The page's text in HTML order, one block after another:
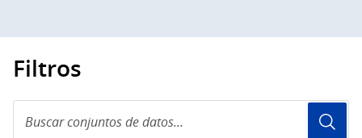
Filtros
conjuntos